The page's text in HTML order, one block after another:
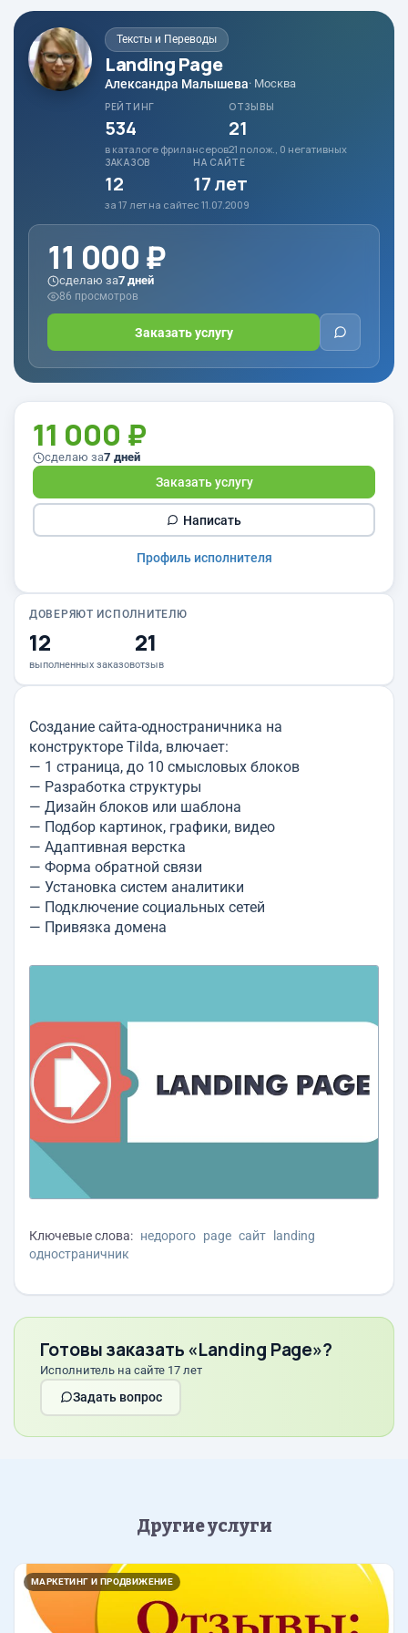
Тексты и Переводы
Landing Page
Александра Малышева· Москва
РЕЙТИНГ
534
в каталоге фрилансеров
ОТЗЫВЫ
21
21 полож., 0 негативных
ЗАКАЗОВ
12
за 17 лет на сайте
НА САЙТЕ
17 лет
с 11.07.2009
11 000 ₽
сделаю за7 дней
86 просмотров
Заказать услугу
Создание сайта-одностраничника на
конструкторе Tilda, влючает:
— 1 страница, до 10 смысловых блоков
— Разработка структуры
— Дизайн блоков или шаблона
— Подбор картинок, графики, видео
— Адаптивная верстка
— Форма обратной связи
— Установка систем аналитики
— Подключение социальных сетей
— Привязка домена
Ключевые слова: недорого page сайт
landing
одностраничник
Готовы заказать «Landing Page»?
Исполнитель на сайте 17 лет
Задать вопрос
11 000 ₽
сделаю за7 дней
Заказать услугу
Написать
Профиль исполнителя
ДОВЕРЯЮТ ИСПОЛНИТЕЛЮ
12
выполненных заказов
21
отзыв
Другие услуги
МАРКЕТИНГ И ПРОДВИЖЕНИЕ